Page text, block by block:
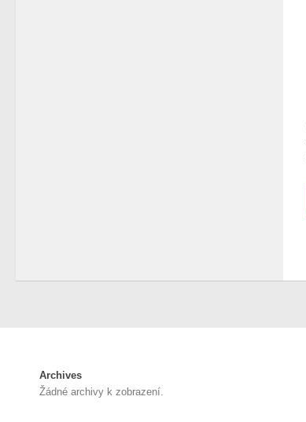
Archives
Žádné archivy k zobrazení.